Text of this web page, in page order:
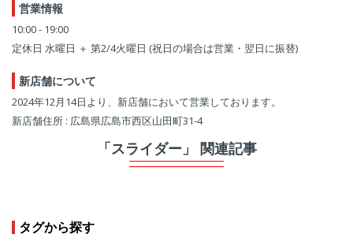
営業情報
10:00 - 19:00
定休日 水曜日 ＋ 第2/4火曜日 (祝日の場合は営業・翌日に振替)
新店舗について
2024年12月14日より、新店舗において営業しております。
新店舗住所 : 広島県広島市西区山田町31-4
「スライダー」 関連記事
タグから探す